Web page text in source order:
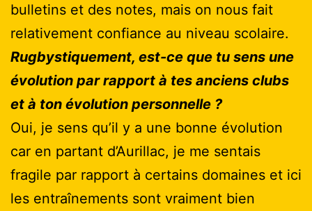
bulletins et des notes, mais on nous fait
relativement confiance au niveau scolaire.
Rugbystiquement, est-ce que tu sens une
évolution par rapport à tes anciens clubs
et à ton évolution personnelle ?
Oui, je sens qu’il y a une bonne évolution
car en partant d’Aurillac, je me sentais
fragile par rapport à certains domaines et ici
les entraînements sont vraiment bien